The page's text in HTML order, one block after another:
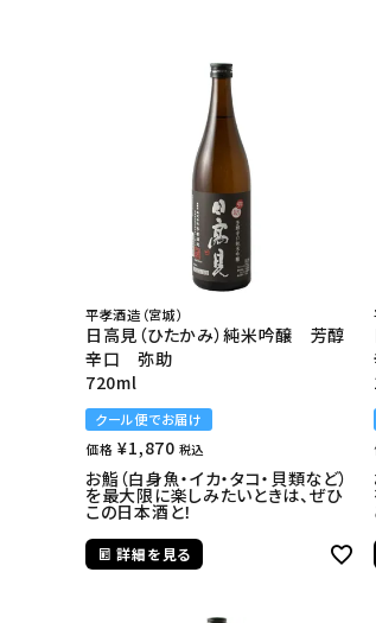
平孝酒造（宮城）
日高見（ひたかみ）純米吟醸 芳醇
辛口 弥助
720ml
クール便でお届け
価格 ¥1,870 税込
お鮨（白身魚・イカ・タコ・貝類など）
を最大限に楽しみたいときは、ぜひ
この日本酒と！
詳細を見る